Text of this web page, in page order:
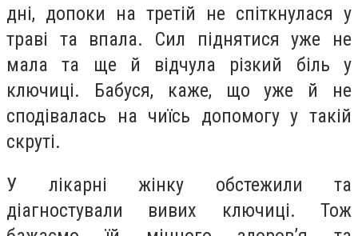
дні, допоки на третій не спіткнулася у
траві та впала. Сил піднятися уже не
мала та ще й відчула різкий біль у
ключиці. Бабуся, каже, що уже й не
сподівалась на чиїсь допомогу у такій
скруті.
У лікарні жінку обстежили та
діагностували вивих ключиці. Тож